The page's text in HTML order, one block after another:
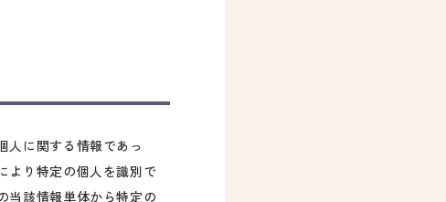
人に関する情報であっ
より特定の個人を識別で
当該情報単体から特定の